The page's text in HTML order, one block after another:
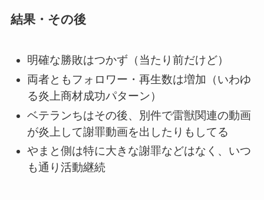
結果・その後
明確な勝敗はつかず（当たり前だけど）
両者ともフォロワー・再生数は増加（いわゆ
る炎上商材成功パターン）
ベテランちはその後、別件で雷獣関連の動画
が炎上して謝罪動画を出したりもしてる
やまと側は特に大きな謝罪などはなく、いつ
も通り活動継続